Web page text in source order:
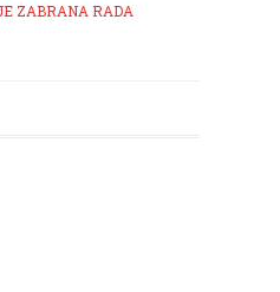
ZABRANA RADA